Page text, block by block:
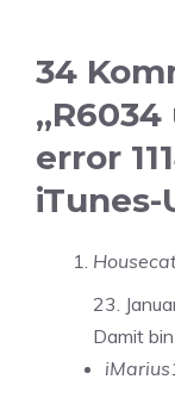
34
error
iTunes-
23.
Damit